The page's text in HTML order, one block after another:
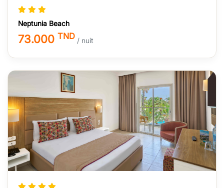
Neptunia Beach
73.000 TND / nuit